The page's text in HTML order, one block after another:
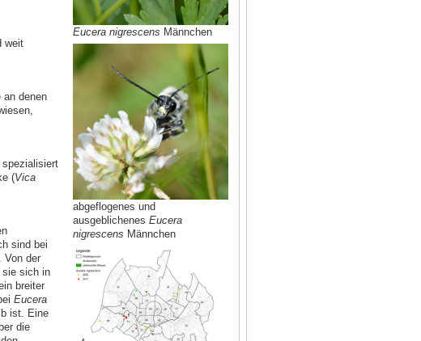
weit
an denen
(Vica
sind bei
Von der
sie sich in
breiter
Eucera
ist. Eine
die
Eucera nigrescens Männchen
abgeflogenes und
ausgeblichenes Eucera
nigrescens Männchen